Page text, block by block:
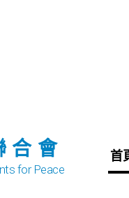
合會
for Peace
首